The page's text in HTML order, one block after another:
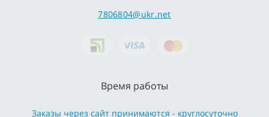
7806804@ukr.net
Время работы
Заказы через сайт принимаются - круглосуточно